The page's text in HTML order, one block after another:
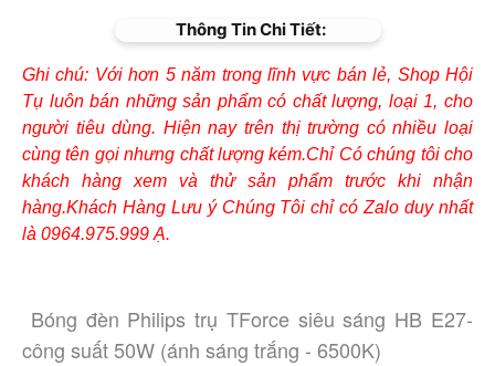
Thông Tin Chi Tiết:
Ghi chú: Với hơn 5 năm trong lĩnh vực bán lẻ, Shop Hội
Tụ luôn bán những sản phẩm có chất lượng, loại 1, cho
người tiêu dùng. Hiện nay trên thị trường có nhiều loại
cùng tên gọi nhưng chất lượng kém.Chỉ Có chúng tôi cho
khách hàng xem và thử sản phẩm trước khi nhận
hàng.Khách Hàng Lưu ý Chúng Tôi chỉ có Zalo duy nhất
là 0964.975.999 Ạ.
Bóng đèn Philips trụ TForce siêu sáng HB E27-
công suất 50W (ánh sáng trắng - 6500K)